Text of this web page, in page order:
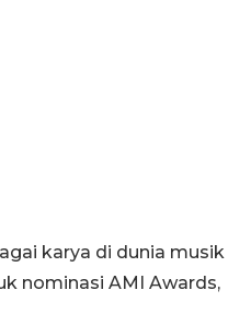
karya di dunia musik
nominasi AMI Awards,